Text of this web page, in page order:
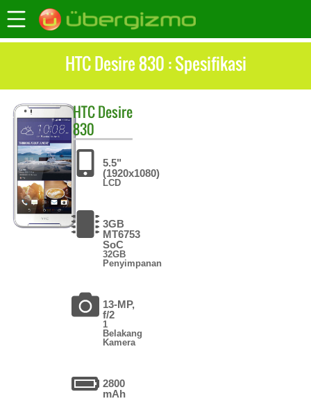
HTC Desire 830 : Spesifikasi
HTCDesire
830
5.5"
(1920x1080)
LCD
3GB
MT6753
SoC
32GB
Penyimpanan
13-MP,
f/2
1
Belakang
Kamera
2800
mAh